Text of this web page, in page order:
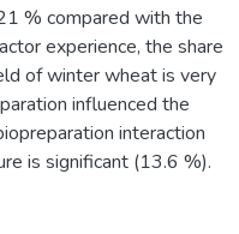
% compared with the
experience, the share
of winter wheat is very
influenced the
interaction
is significant (13.6 %).